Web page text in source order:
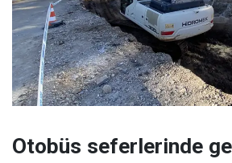
Otobüs seferlerinde